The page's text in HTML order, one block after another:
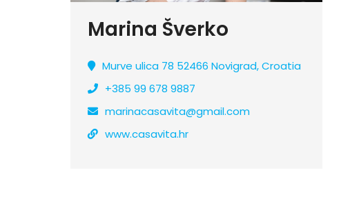
Marina Šverko
Murve ulica 78 52466 Novigrad, Croatia
+385 99 678 9887
marinacasavita@gmail.com
www.casavita.hr